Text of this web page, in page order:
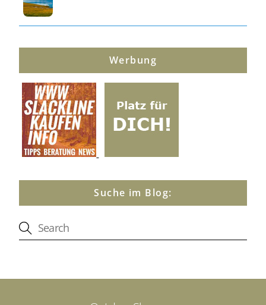
Werbung
Suche im Blog: